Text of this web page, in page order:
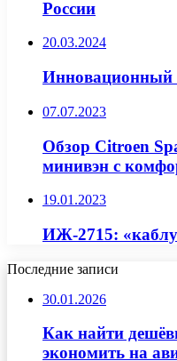
России
20.03.2024
Инновационный
07.07.2023
Обзор Citroen
минивэн с
19.01.2023
ИЖ-2715:
Последние записи
30.01.2026
Как найти
экономить на